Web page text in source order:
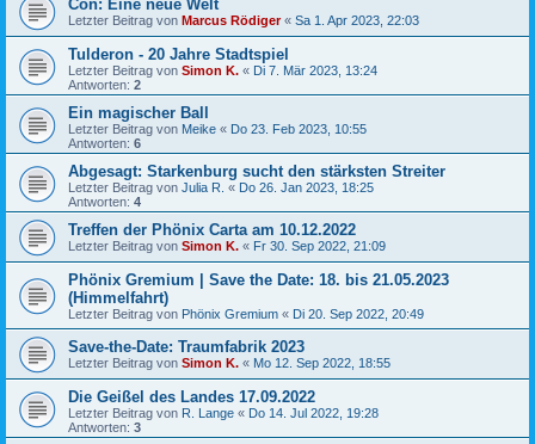
Con: Eine neue Welt
Letzter Beitrag von Marcus Rödiger« Sa 1. Apr 2023, 22:03
Tulderon - 20 Jahre Stadtspiel
Letzter Beitrag von Simon K. « Di 7. Mär 2023, 13:24
Antworten: 2
Ein magischer Ball
Letzter Beitrag von Meike « Do 23. Feb 2023, 10:55
Antworten: 6
Abgesagt: Starkenburg sucht den stärksten Streiter
Letzter Beitrag von Julia R. « Do 26. Jan 2023, 18:25
Antworten: 4
Treffen der Phönix Carta am 10.12.2022
Letzter Beitrag von Simon K. « Fr 30. Sep 2022, 21:09
Phönix Gremium | Save the Date: 18. bis 21.05.2023
(Himmelfahrt)
Letzter Beitrag von Phönix Gremium « Di 20. Sep 2022, 20:49
Save-the-Date: Traumfabrik 2023
Letzter Beitrag von Simon K. « Mo 12. Sep 2022, 18:55
Die Geißel des Landes 17.09.2022
Letzter Beitrag von R. Lange « Do 14. Jul 2022, 19:28
Antworten: 3